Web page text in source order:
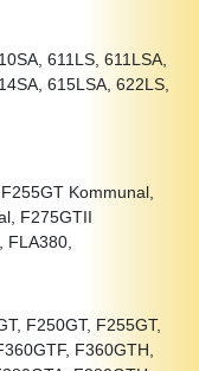
611LS, 611LSA,
615LSA, 622LS,
Kommunal,
F275GTII
F250GT, F255GT,
F360GTH,